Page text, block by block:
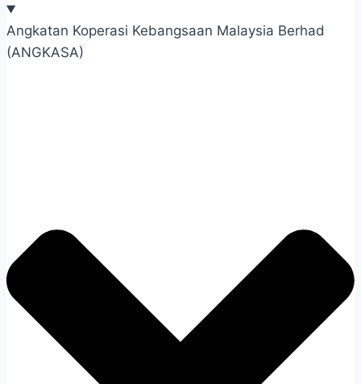
Angkatan Koperasi Kebangsaan Malaysia Berhad
(ANGKASA)